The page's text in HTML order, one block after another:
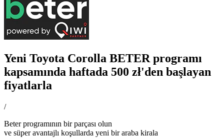
Yeni Toyota Corolla BETER programı
kapsamında haftada 500 zł'den başlayan
fiyatlarla
/
Beter programının bir parçası olun
ve süper avantajlı koşullarda yeni bir araba kirala